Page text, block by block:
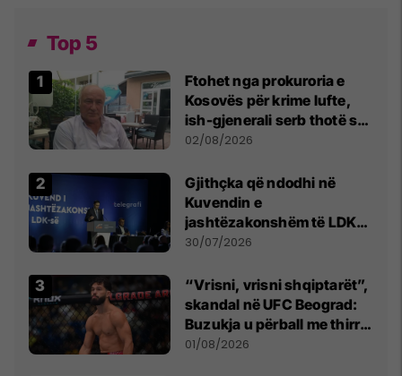
Top 5
Ftohet nga prokuroria e
Kosovës për krime lufte,
ish-gjenerali serb thotë se
dikush e tradhtoi në
02/08/2026
Gjithçka që ndodhi në
Kuvendin e
jashtëzakonshëm të LDK-
së
30/07/2026
“Vrisni, vrisni shqiptarët”,
skandal në UFC Beograd:
Buzukja u përball me thirrje
anti-shqiptare nga
01/08/2026